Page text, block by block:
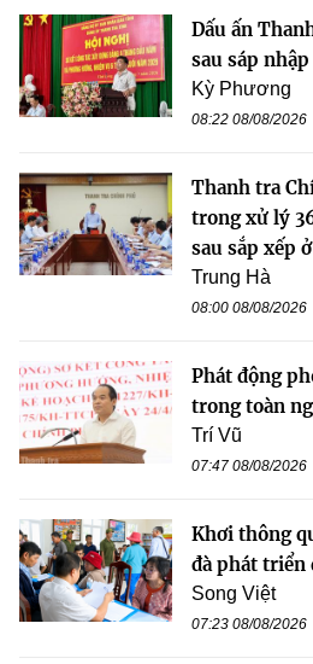
Dấu ấn
sau sáp
Kỳ Phương
08:22 08/08/2026
Thanh tra
trong xử lý
sau sắp xếp
Trung Hà
08:00 08/08/2026
Phát động
trong toàn
Trí Vũ
07:47 08/08/2026
Khơi thông
đà phát triển
Song Việt
07:23 08/08/2026